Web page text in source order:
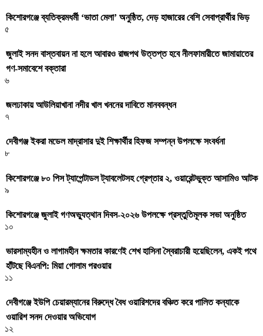
কিশোরগঞ্জে ব্যতিক্রমধর্মী ‘ভাতা মেলা’ অনুষ্ঠিত, দেড় হাজারের বেশি সেবাপ্রার্থীর ভিড়
৫
জুলাই সনদ বাস্তবায়ন না হলে আবারও রাজপথ উত্তপ্ত হবে নীলফামারীতে জামায়াতের
গণ-সমাবেশে বক্তারা
৬
জলঢাকায় আউলিয়াখানা নদীর খাল খননের দাবিতে মানববন্ধন
৭
দেবীগঞ্জ ইকরা মডেল মাদ্রাসার দুই শিক্ষার্থীর হিফজ সম্পন্ন উপলক্ষে সংবর্ধনা
৮
কিশোরগঞ্জে ৮০ পিস ট্যাপেন্টাডল ট্যাবলেটসহ গ্রেপ্তার ২, ওয়ারেন্টভুক্ত আসামিও আটক
৯
কিশোরগঞ্জে জুলাই গণঅভ্যুত্থান দিবস-২০২৬ উপলক্ষে প্রস্তুতিমূলক সভা অনুষ্ঠিত
১০
ভারসাম্যহীন ও লাগামহীন ক্ষমতার কারণেই শেখ হাসিনা স্বৈরাচারী হয়েছিলেন, একই পথে
হাঁটছে বিএনপি: মিয়া গোলাম পরওয়ার
১১
দেবীগঞ্জে ইউপি চেয়ারম্যানের বিরুদ্ধে বৈধ ওয়ারিশদের বঞ্চিত করে পালিত কন্যাকে
ওয়ারিশ সনদ দেওয়ার অভিযোগ
১২